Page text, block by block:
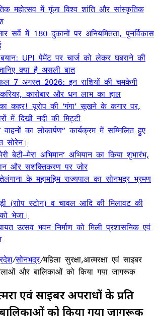
महोत्सव में गूंजा विश्व शांति और सांस्कृतिक
सर्वे में 180 दुकानों पर अनियमितता, पुनर्विकास
UPI पेमेंट पर चार्ज को लेकर घबराने की
क्या है असली बात
7 अगस्त 2026: इन राशियों की चमकेगी
कारोबार और धन लाभ का हाल
कहर! यूरोप की ‘गंगा’ सूखने के कगार पर,
में दिखी नदी की मिट्टी
का लोकार्पण” कार्यक्रम में सम्मिलित हुए
सोरेन।
बेटी–मेरा अभिमान’ अभियान का किया शुभारंभ,
और सशक्तिकरण पर जोर
के महामहिम राज्यपाल का सोनभद्र भ्रमण
(राोप स्टोन) व चावल आदि की मिलावट की
भेजा।
उत्सव भवन निर्माण को मिली प्रशासनिक एवं
/सोनभद्र/महिला सुरक्षा,आत्मरक्षा एवं साइबर
और बालिकाओं को किया गया जागरूक
एवं साइबर अपराधों के प्रति
को किया गया जागरूक